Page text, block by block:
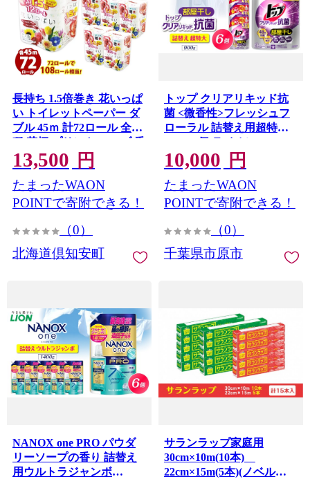
長持ち 1.5倍巻き 花いっぱ
い トイレットペーパー ダ
ブル 45ｍ 計72ロール 全18
種 花柄 プリント ハーブ 香
り付き 日本製 まとめ買い
防災 常備品 ペーパー エコ
日用雑貨 消耗品 備蓄 送料
無料 北海道 倶知安町 日用
13,500 円
たまったWAON
POINTで寄附できる！
（0）
北海道倶知安町
トップ クリアリキッド抗
菌 <微香性>フレッシュフ
ローラル 詰替え用超特大
900g×6個 ライオン LION
洗濯洗剤 液体洗剤 洗剤 本
体 詰め替え 詰替え つめか
え 詰め替え用 超特大 生乾
き臭 生乾き臭 汗臭 皮脂汚
オイ対策 部屋干し 部屋干
りを邪魔しない 毎日使え
10,000 円
たまったWAON
POINTで寄附できる！
（0）
千葉県市原市
NANOX one PRO パウダ
リーソープの香り 詰替え
用ウルトラジャンボ
サランラップ家庭用
30cm×10m(10本)
22cm×15m(5本)(ノベルテ